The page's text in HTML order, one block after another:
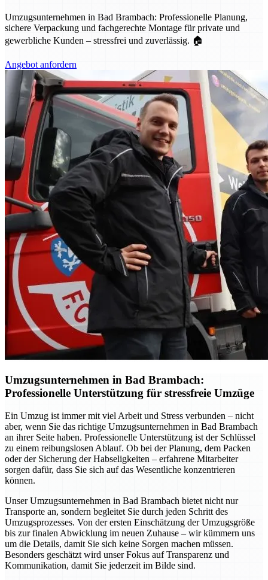
Umzugsunternehmen in Bad Brambach: Professionelle Planung,
sichere Verpackung und fachgerechte Montage für private und
gewerbliche Kunden – stressfrei und zuverlässig. 🏠
Angebot anfordern
Umzugsunternehmen in Bad Brambach:
Professionelle Unterstützung für stressfreie Umzüge
Ein Umzug ist immer mit viel Arbeit und Stress verbunden – nicht
aber, wenn Sie das richtige Umzugsunternehmen in Bad Brambach
an ihrer Seite haben. Professionelle Unterstützung ist der Schlüssel
zu einem reibungslosen Ablauf. Ob bei der Planung, dem Packen
oder der Sicherung der Habseligkeiten – erfahrene Mitarbeiter
sorgen dafür, dass Sie sich auf das Wesentliche konzentrieren
können.
Unser Umzugsunternehmen in Bad Brambach bietet nicht nur
Transporte an, sondern begleitet Sie durch jeden Schritt des
Umzugsprozesses. Von der ersten Einschätzung der Umzugsgröße
bis zur finalen Abwicklung im neuen Zuhause – wir kümmern uns
um die Details, damit Sie sich keine Sorgen machen müssen.
Besonders geschätzt wird unser Fokus auf Transparenz und
Kommunikation, damit Sie jederzeit im Bilde sind.